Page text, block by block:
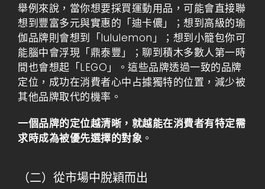
舉例來說，當你想要採買運動用品，可能會直接聯
想到豐富多元與實惠的「迪卡儂」；想到高級的瑜
伽品牌則會想到「lululemon」；想到小籠包你可
能腦中會浮現「鼎泰豐」；聊到積木多數人第一時
間也會想起「LEGO」。這些品牌透過一致的品牌
定位，成功在消費者心中占據獨特的位置，減少被
其他品牌取代的機率。
一個品牌的定位越清晰，就越能在消費者有特定需
求時成為被優先選擇的對象 。
（二）從市場中脫穎而出